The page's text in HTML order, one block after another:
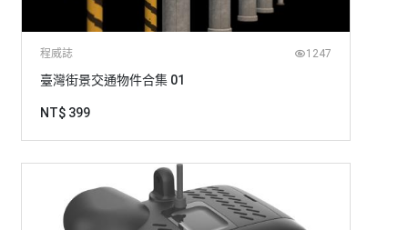
程威誌 1247
臺灣街景交通物件合集 01
NT$ 399